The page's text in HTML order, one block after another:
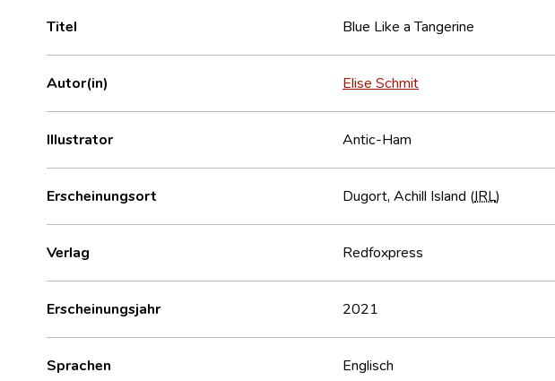
Titel Blue Like a Tangerine
Autor(in) Elise Schmit
Illustrator Antic-Ham
Erscheinungsort Dugort, Achill Island (IRL )
Verlag Redfoxpress
Erscheinungsjahr 2021
Sprachen Englisch